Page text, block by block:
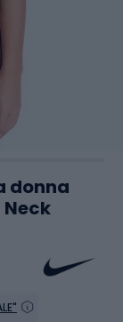
donna
Neck